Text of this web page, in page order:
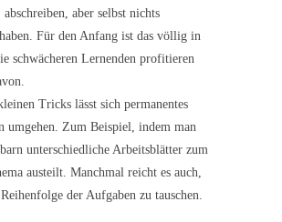
aber selbst nichts
Für den Anfang ist das völlig in
schwächeren Lernenden profitieren
Tricks lässt sich permanentes
umgehen. Zum Beispiel, indem man
unterschiedliche Arbeitsblätter zum
austeilt. Manchmal reicht es auch,
der Aufgaben zu tauschen.